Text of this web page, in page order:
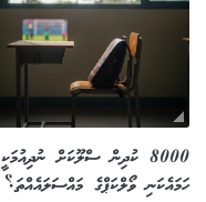
8000 ކުދިން ސްލޫކަށް ނުދިއުމަކީ
ހަމައެކަނި ވޯލްކަޕްގެ މައްސަލައެއްތަ؟